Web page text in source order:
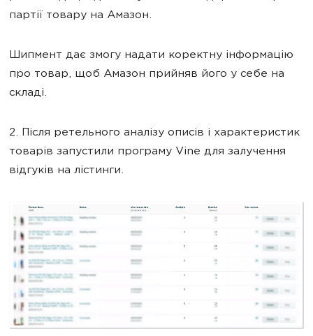
партії товару на Амазон.
Шипмент дає змогу надати коректну інформацію
про товар, щоб Амазон прийняв його у себе на
складі.
2. Після ретельного аналізу описів і характеристик
товарів запустили програму Vine для залучення
відгуків на лістинги.